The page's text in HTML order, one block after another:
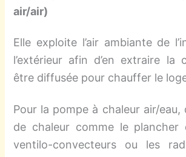
air/air)
Elle exploite l’air ambiante de
l’extérieur afin d’en extraire la
être diffusée pour chauffer le
Pour la pompe à chaleur air/eau,
de chaleur comme le plancher
ventilo-convecteurs ou les